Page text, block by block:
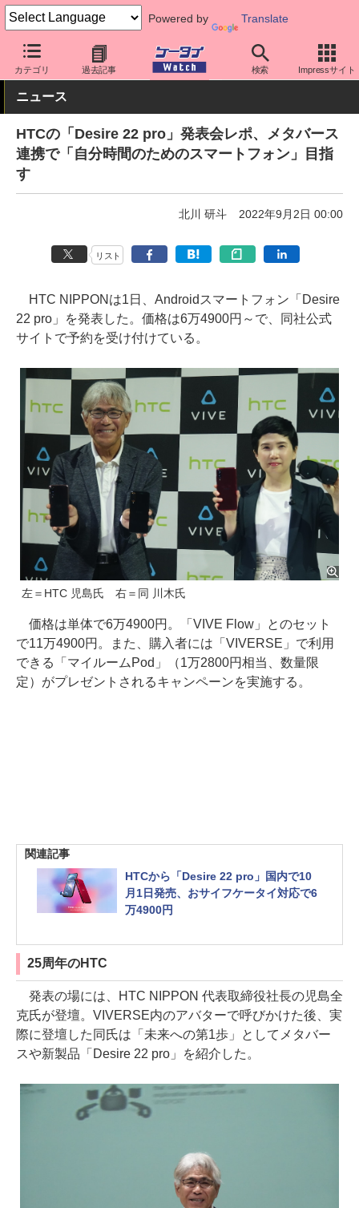
Powered by Translate
カテゴリ 過去記事 検索 Impressサイト
ケータイ Watch OS Android HTC
ニュース
HTCの「Desire 22 pro」発表会レポ、メタバース
連携で「自分時間のためのスマートフォン」目指
す
北川 研斗 2022年9月2日 00:00
リスト
HTC NIPPONは1日、Androidスマートフォン「Desire
22 pro」を発表した。価格は6万4900円～で、同社公式
サイトで予約を受け付けている。
左＝HTC 児島氏 右＝同 川木氏
価格は単体で6万4900円。「VIVE Flow」とのセット
で11万4900円。また、購入者には「VIVERSE」で利用
できる「マイルームPod」（1万2800円相当、数量限
定）がプレゼントされるキャンペーンを実施する。
関連記事
HTCから「Desire 22 pro」国内で10
月1日発売、おサイフケータイ対応で6
万4900円
25周年のHTC
発表の場には、HTC NIPPON 代表取締役社長の児島全
克氏が登壇。VIVERSE内のアバターで呼びかけた後、実
際に登壇した同氏は「未来への第1歩」としてメタバー
スや新製品「Desire 22 pro」を紹介した。